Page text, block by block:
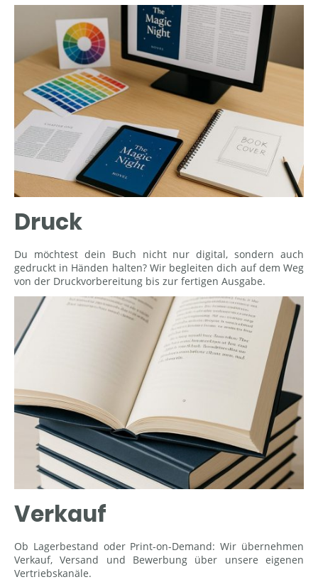
Druck
Du möchtest dein Buch nicht nur digital, sondern auch
gedruckt in Händen halten? Wir begleiten dich auf dem Weg
von der Druckvorbereitung bis zur fertigen Ausgabe.
Verkauf
Ob Lagerbestand oder Print-on-Demand: Wir übernehmen
Verkauf, Versand und Bewerbung über unsere eigenen
Vertriebskanäle.